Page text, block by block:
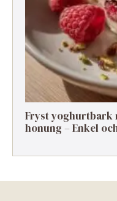
Fryst yoghurtbark
honung – Enkel